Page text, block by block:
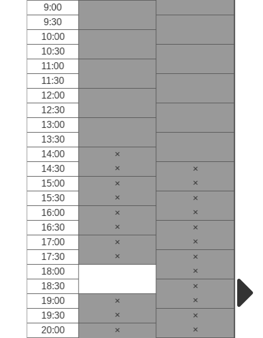
9:00
9:30
10:00
10:30
11:00
11:30
12:00
12:30
13:00
13:30
14:00
×
14:30
×
×
15:00
×
×
15:30
×
×
16:00
×
×
16:30
×
×
17:00
×
×
17:30
×
×
18:00
×
18:30
×
19:00
×
×
19:30
×
×
20:00
×
×